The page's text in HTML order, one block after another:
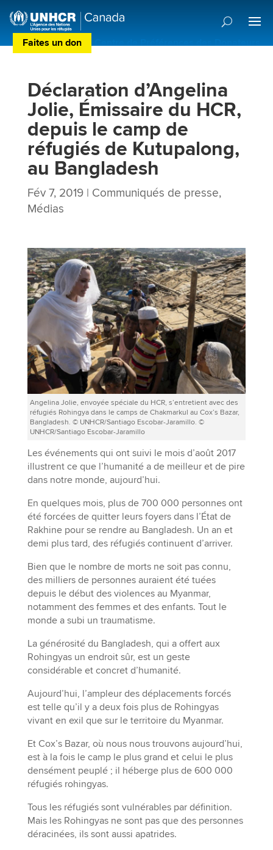
Faites un don Centre de Préférences des Donateurs
Déclaration d’Angelina
Jolie, Émissaire du HCR,
depuis le camp de
réfugiés de Kutupalong,
au Bangladesh
Fév 7, 2019| Communiqués de presse,
Médias
Angelina Jolie, envoyée spéciale du HCR, s’entretient avec des
réfugiés Rohingya dans le camps de Chakmarkul au Cox’s Bazar,
Bangladesh. © UNHCR/Santiago Escobar-Jaramillo. ©
UNHCR/Santiago Escobar-Jaramillo
Les événements qui ont suivi le mois d’août 2017
illustrent ce que l’humanité a de meilleur et de pire
dans notre monde, aujourd’hui.
En quelques mois, plus de 700 000 personnes ont
été forcées de quitter leurs foyers dans l’État de
Rakhine pour se rendre au Bangladesh. Un an et
demi plus tard, des réfugiés continuent d’arriver.
Bien que le nombre de morts ne soit pas connu,
des milliers de personnes auraient été tuées
depuis le début des violences au Myanmar,
notamment des femmes et des enfants. Tout le
monde a subi un traumatisme.
La générosité du Bangladesh, qui a offert aux
Rohingyas un endroit sûr, est un geste
considérable et concret d’humanité.
Aujourd’hui, l’ampleur des déplacements forcés
est telle qu’il y a deux fois plus de Rohingyas
vivant en exil que sur le territoire du Myanmar.
Et Cox’s Bazar, où nous nous trouvons aujourd’hui,
est à la fois le camp le plus grand et celui le plus
densément peuplé ; il héberge plus de 600 000
réfugiés rohingyas.
Tous les réfugiés sont vulnérables par définition.
Mais les Rohingyas ne sont pas que des personnes
déracinées, ils sont aussi apatrides.